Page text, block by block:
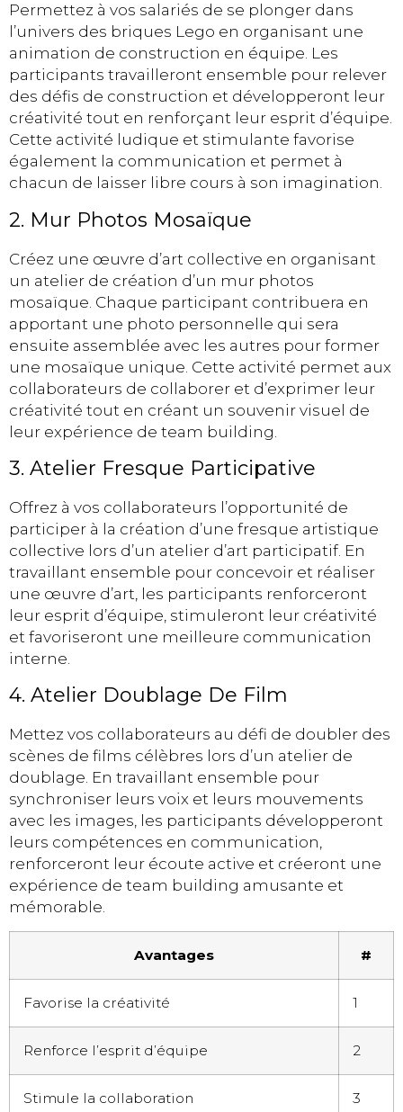
Permettez à vos salariés de se plonger dans
l’univers des briques Lego en organisant une
animation de construction en équipe. Les
participants travailleront ensemble pour relever
des défis de construction et développeront leur
créativité tout en renforçant leur esprit d’équipe.
Cette activité ludique et stimulante favorise
également la communication et permet à
chacun de laisser libre cours à son imagination.
2. Mur Photos Mosaïque
Créez une œuvre d’art collective en organisant
un atelier de création d’un mur photos
mosaïque. Chaque participant contribuera en
apportant une photo personnelle qui sera
ensuite assemblée avec les autres pour former
une mosaïque unique. Cette activité permet aux
collaborateurs de collaborer et d’exprimer leur
créativité tout en créant un souvenir visuel de
leur expérience de team building.
3. Atelier Fresque Participative
Offrez à vos collaborateurs l’opportunité de
participer à la création d’une fresque artistique
collective lors d’un atelier d’art participatif. En
travaillant ensemble pour concevoir et réaliser
une œuvre d’art, les participants renforceront
leur esprit d’équipe, stimuleront leur créativité
et favoriseront une meilleure communication
interne.
4. Atelier Doublage De Film
Mettez vos collaborateurs au défi de doubler des
scènes de films célèbres lors d’un atelier de
doublage. En travaillant ensemble pour
synchroniser leurs voix et leurs mouvements
avec les images, les participants développeront
leurs compétences en communication,
renforceront leur écoute active et créeront une
expérience de team building amusante et
mémorable.
Avantages #
Favorise la créativité 1
Renforce l’esprit d’équipe 2
Stimule la collaboration 3